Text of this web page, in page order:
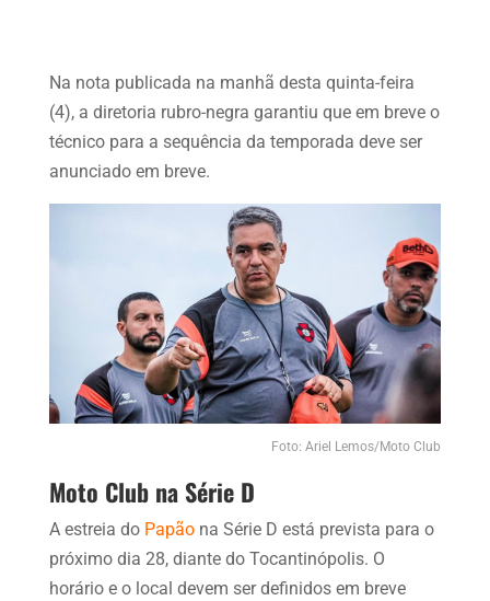
Na nota publicada na manhã desta quinta-feira
(4), a diretoria rubro-negra garantiu que em breve o
técnico para a sequência da temporada deve ser
anunciado em breve.
Foto: Ariel Lemos/Moto Club
Moto Club na Série D
A estreia do Papãona Série D está prevista para o
próximo dia 28, diante do Tocantinópolis. O
horário e o local devem ser definidos em breve